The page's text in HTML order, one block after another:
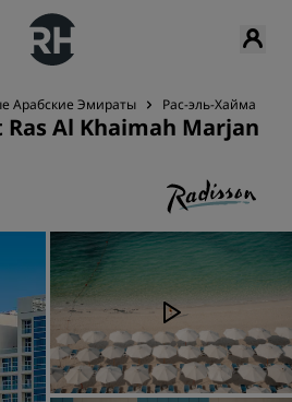
Арабские Эмираты Рас-эль-Хайма
Ras Al Khaimah Marjan